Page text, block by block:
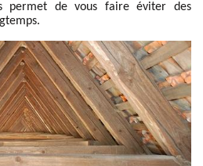
permet de vous faire éviter des